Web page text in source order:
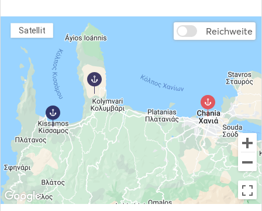
Elektrischer Anker
Kotflügel
Schwimmwesten
Navigationssystem
Außenbordmotor
Fischfinder / Sonar
Reichweite
Satellit